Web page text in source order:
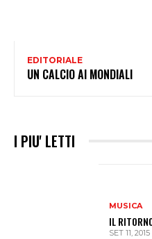
EDITORIALE
UN CALCIO AI MONDIALI
I PIU' LETTI
MUSICA
IL
SET 11, 2015